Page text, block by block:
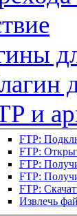
и
FTP:
FTP:
FTP:
FTP:
FTP:
Извлечь